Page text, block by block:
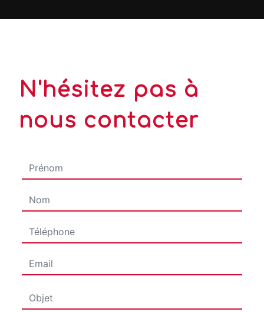
N'hésitez pas à
nous contacter